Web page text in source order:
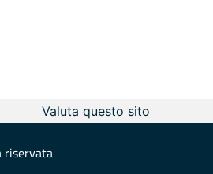
Valuta questo sito
riservata